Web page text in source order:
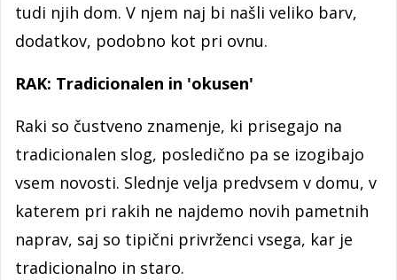
tudi njih dom. V njem naj bi našli veliko barv,
dodatkov, podobno kot pri ovnu.
RAK: Tradicionalen in 'okusen'
Raki so čustveno znamenje, ki prisegajo na
tradicionalen slog, posledično pa se izogibajo
vsem novosti. Slednje velja predvsem v domu, v
katerem pri rakih ne najdemo novih pametnih
naprav, saj so tipični privrženci vsega, kar je
tradicionalno in staro.